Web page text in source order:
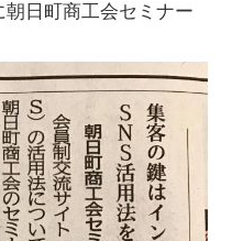
日町商工会セミナー